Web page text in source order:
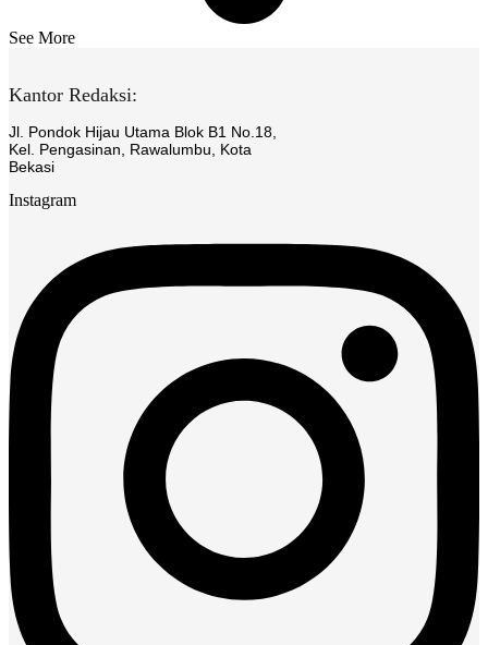
See More
Kantor Redaksi:
Jl. Pondok Hijau Utama Blok B1 No.18,
Kel. Pengasinan, Rawalumbu, Kota
Bekasi
Instagram